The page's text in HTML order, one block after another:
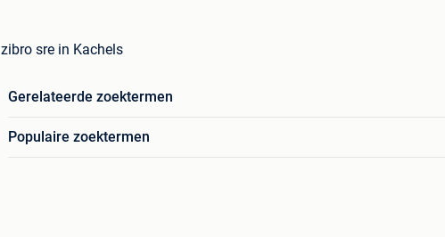
zibro sre in Kachels
Gerelateerde zoektermen
Populaire zoektermen